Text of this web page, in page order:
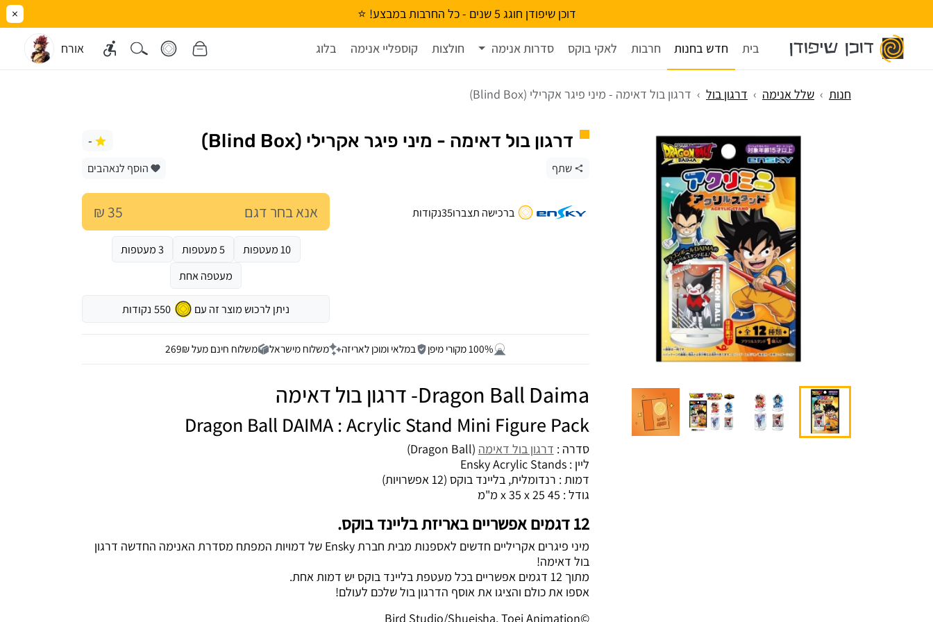
דוכן שיפודן חוגג 5 שנים - כל החרבות במבצע! ⭐ ×
בית חדש בחנות חרבות לאקי בוקס סדרות אנימה חולצות קוספליי אנימה בלוג אורח
חנות שלל אנימה דרגון בול דרגון בול דאימה - מיני פיגר אקרילי (Blind Box)
דרגון בול דאימה - מיני פיגר אקרילי (Blind Box) -
שתף הוסף לנאהבים
אנא בחר דגם 35 ₪
10 מעטפות 5 מעטפות
3 מעטפות
מעטפה אחת
ניתן לרכוש מוצר זה עם 550 נקודות
ברכישה תצברו35נקודות
100% מקורי מיפן במלאי ומוכן לאריזה משלוח מישראל משלוח חינם מעל 269₪
Dragon Ball Daima- דרגון בול דאימה
Dragon Ball DAIMA : Acrylic Stand Mini Figure Pack
סדרה : דרגון בול דאימה (Dragon Ball)
ליין : Ensky Acrylic Stands
דמות : רנדומלית, בליינד בוקס (12 אפשרויות)
גודל : 45 x 35 x 25 מ"מ
12 דגמים אפשריים באריזת בליינד בוקס.
מיני פיגרים אקריליים חדשים לאספנות מבית חברת Ensky של דמויות המפתח מסדרת האנימה החדשה דרגון
בול דאימה!
מתוך 12 דגמים אפשריים בכל מעטפת בליינד בוקס יש דמות אחת.
אספו את כולם והציגו את אוסף הדרגון בול שלכם לעולם!
©Bird Studio/Shueisha, Toei Animation